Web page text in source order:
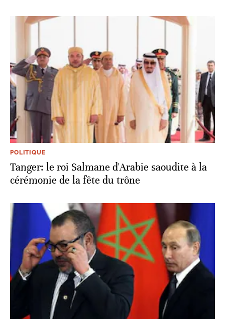
POLITIQUE
Tanger: le roi Salmane d'Arabie saoudite à la
cérémonie de la fête du trône